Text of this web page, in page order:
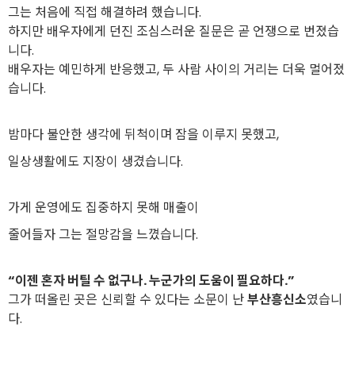
그는 처음에 직접 해결하려 했습니다.
하지만 배우자에게 던진 조심스러운 질문은 곧 언쟁으로 번졌습
니다.
배우자는 예민하게 반응했고, 두 사람 사이의 거리는 더욱 멀어졌
습니다.
밤마다 불안한 생각에 뒤척이며 잠을 이루지 못했고,
일상생활에도 지장이 생겼습니다.
가게 운영에도 집중하지 못해 매출이
줄어들자 그는 절망감을 느꼈습니다.
“이젠 혼자 버틸 수 없구나. 누군가의 도움이 필요하다.”
그가 떠올린 곳은 신뢰할 수 있다는 소문이 난부산흥신소였습니
다.